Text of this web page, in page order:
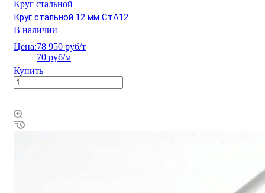
Круг стальной
Круг стальной 12 мм СтА12
В наличии
Цена:78 950 руб/т
70 руб/м
Купить